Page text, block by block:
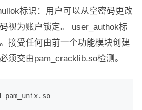
标识：用户可以从空密码更改
视为账户锁定。 user_authok标
接受任何由前一个功能模块创建
须交由pam_cracklib.so检测。
pam_unix.so